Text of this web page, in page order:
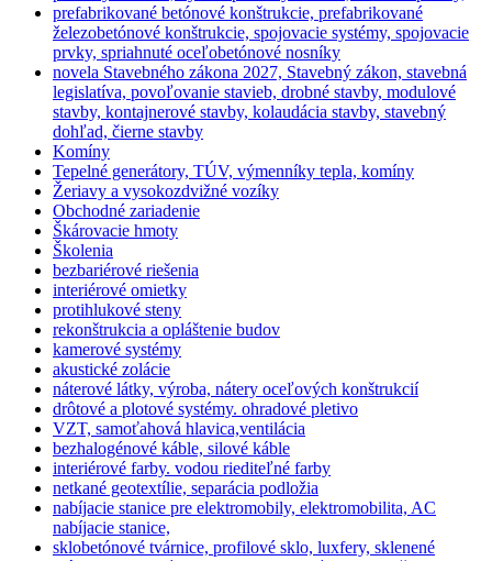
prefabrikované betónové konštrukcie, prefabrikované
železobetónové konštrukcie, spojovacie systémy, spojovacie
prvky, spriahnuté oceľobetónové nosníky
novela Stavebného zákona 2027, Stavebný zákon, stavebná
legislatíva, povoľovanie stavieb, drobné stavby, modulové
stavby, kontajnerové stavby, kolaudácia stavby, stavebný
dohľad, čierne stavby
Komíny
Tepelné generátory, TÚV, výmenníky tepla, komíny
Žeriavy a vysokozdvižné vozíky
Obchodné zariadenie
Škárovacie hmoty
Školenia
bezbariérové riešenia
interiérové omietky
protihlukové steny
rekonštrukcia a opláštenie budov
kamerové systémy
akustické zolácie
náterové látky, výroba, nátery oceľových konštrukcií
drôtové a plotové systémy. ohradové pletivo
VZT, samoťahová hlavica,ventilácia
bezhalogénové káble, silové káble
interiérové farby. vodou riediteľné farby
netkané geotextílie, separácia podložia
nabíjacie stanice pre elektromobily, elektromobilita, AC
nabíjacie stanice,
sklobetónové tvárnice, profilové sklo, luxfery, sklenené